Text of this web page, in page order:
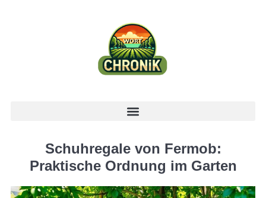
Schuhregale von Fermob:
Praktische Ordnung im Garten